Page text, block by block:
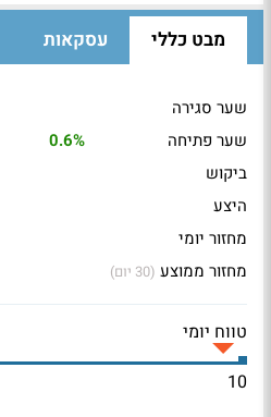
מבט כללי עסקאות
שער סגירה
שער פתיחה
0.6%
ביקוש
היצע
מחזור יומי
מחזור ממוצע (30 יום)
טווח יומי
10